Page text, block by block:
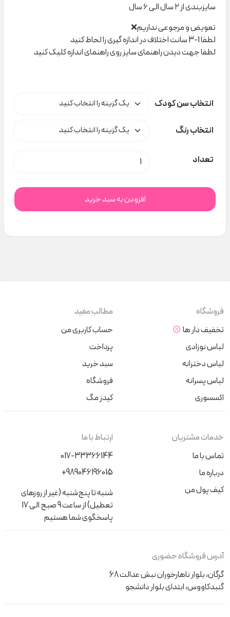
سایزبندی از ۲ سال الی ۶ سال
تعویض و مرجوعی نداریم❌
لطفا 1-3 سانت اختلاف در اندازه گیری را لحاظ کنید
لطفا جهت دیدن راهنمای سایز روی راهنمای اندازه کلیک کنید
انتخاب سن کودک
انتخاب رنگ
تعداد پیراهن سفیددخترانه منگوله دار کد H000900 عدد
افزودن به سبد خرید
فروشگاه
تخفیف دار ها
لباس نوزادی
لباس دخترانه
لباس پسرانه
اکسسوری
مطالب مفید
حساب کاربری من
پرداخت
سبد خرید
فروشگاه
کیدز مگ
خدمات مشتریان
تماس با ما
درباره ما
کیف پول من
ارتباط با ما
017-33366144
+989046196015
شنبه تا پنج‌شنبه (غیر از روزهای
تعطیل) از ساعت 9 صبح الی 17
پاسخگوی شما هستیم
آدرس فروشگاه حضوری
گرگان، بلوار ناهارخوران نبش عدالت 68
گنبدکاووس، ابتدای بلوار دانشجو